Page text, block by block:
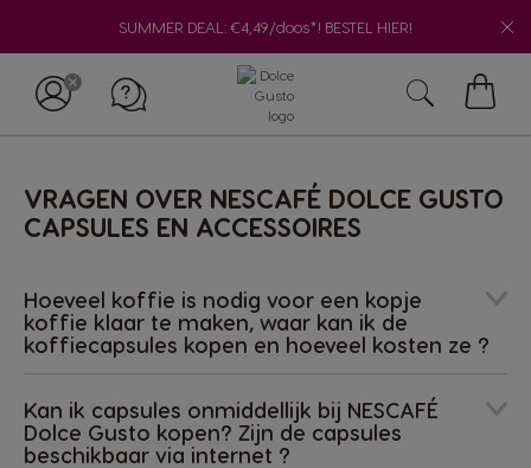
SUMMER DEAL: €4,49/doos*! BESTEL HIER!
VRAGEN OVER NESCAFÉ DOLCE GUSTO
CAPSULES EN ACCESSOIRES
Hoeveel koffie is nodig voor een kopje
koffie klaar te maken, waar kan ik de
koffiecapsules kopen en hoeveel kosten ze ?
Kan ik capsules onmiddellijk bij NESCAFÉ
Dolce Gusto kopen? Zijn de capsules
beschikbaar via internet ?